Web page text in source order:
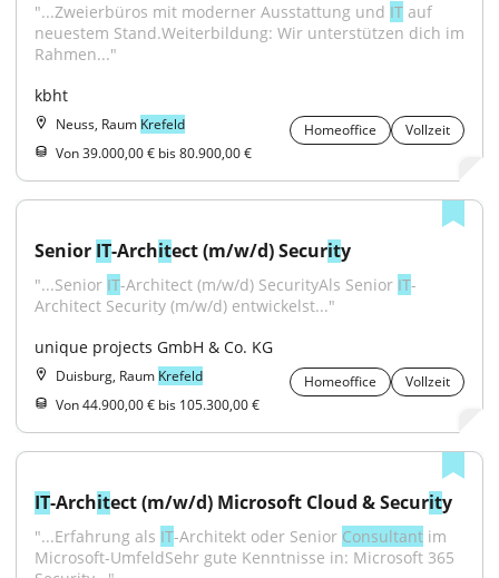
"...Zweierbüros mit moderner Ausstattung und IT auf
neuestem Stand.Weiterbildung: Wir unterstützen dich im
Rahmen..."
kbht
Neuss, Raum Krefeld Homeoffice
Vollzeit
Von 39.000,00 € bis 80.900,00 €
Senior IT-Architect (m/w/d) Security
"...Senior IT-Architect (m/w/d) SecurityAls Senior IT-
Architect Security (m/w/d) entwickelst..."
unique projects GmbH & Co. KG
Duisburg, Raum Krefeld Homeoffice
Vollzeit
Von 44.900,00 € bis 105.300,00 €
IT-Architect (m/w/d) Microsoft Cloud & Security
"...Erfahrung als IT-Architekt oder Senior Consultant im
Microsoft-UmfeldSehr gute Kenntnisse in: Microsoft 365